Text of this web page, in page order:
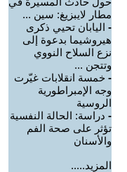
مطار لايبزيغ: سين ...
- اليابان تحيي ذكرى
هيروشيما بدعوة إلى
نزع السلاح النووي
وتتجن ...
- خمسة انقلابات غيّرت
وجه الإمبراطورية
الروسية
- دراسة: الحالة النفسية
تؤثر على صحة الفم
والأسنان
المزيد.....